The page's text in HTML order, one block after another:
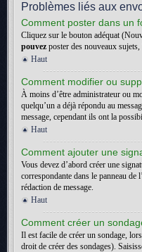
Problèmes liés aux
Comment poster dans un
Cliquez sur le bouton adéquat
pouvez poster des nouveaux sujets,
Haut
Comment modifier ou
À moins d’être administrateur ou
quelqu’un a déjà répondu au
message, cependant ils ont la
Haut
Comment ajouter une
Vous devez d’abord créer une
correspondante dans le panneau de
rédaction de message.
Haut
Comment créer un
Il est facile de créer un sondage,
droit de créer des sondages).